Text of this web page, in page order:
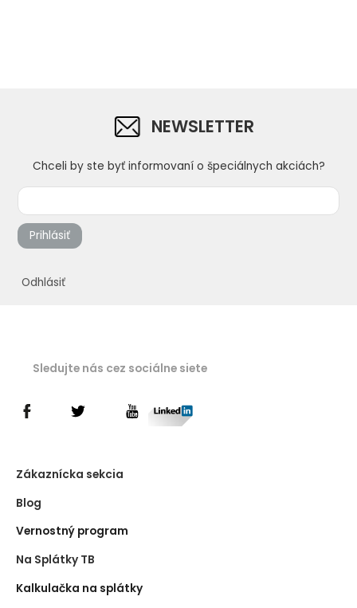
NEWSLETTER
Chceli by ste byť informovaní o špeciálnych akciách?
Prihlásiť
Odhlásiť
Sledujte nás cez sociálne siete
Zákaznícka sekcia
Blog
Vernostný program
Na Splátky TB
Kalkulačka na splátky